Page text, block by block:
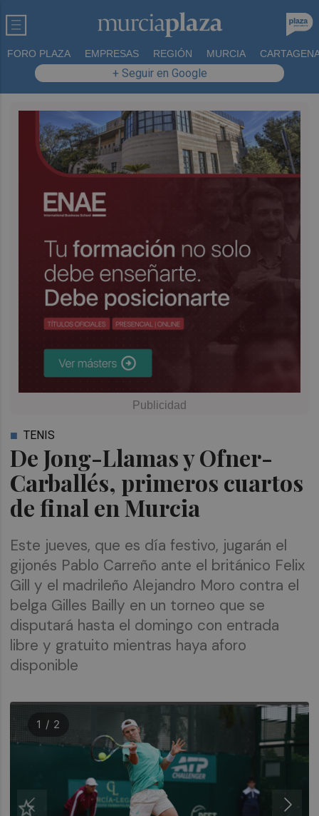
FORO PLAZA EMPRESAS REGIÓN MURCIA
+ Seguir en Google
De Jong-Llamas y Ofner-
Carballés, primeros cuartos
de final en Murcia
TENIS
Este jueves, que es día festivo, jugarán el
gijonés Pablo Carreño ante el británico Felix
Gill y el madrileño Alejandro Moro contra el
belga Gilles Bailly en un torneo que se
disputará hasta el domingo con entrada
libre y gratuito mientras haya aforo
disponible
1 / 2